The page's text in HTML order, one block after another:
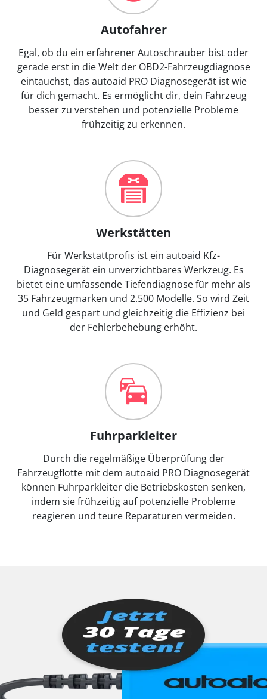
Autofahrer
Egal, ob du ein erfahrener Autoschrauber bist oder
gerade erst in die Welt der OBD2-Fahrzeugdiagnose
eintauchst, das autoaid PRO Diagnosegerät ist wie
für dich gemacht. Es ermöglicht dir, dein Fahrzeug
besser zu verstehen und potenzielle Probleme
frühzeitig zu erkennen.
Werkstätten
Für Werkstattprofis ist ein autoaid Kfz-
Diagnosegerät ein unverzichtbares Werkzeug. Es
bietet eine umfassende Tiefendiagnose für mehr als
35 Fahrzeugmarken und 2.500 Modelle. So wird Zeit
und Geld gespart und gleichzeitig die Effizienz bei
der Fehlerbehebung erhöht.
Fuhrparkleiter
Durch die regelmäßige Überprüfung der
Fahrzeugflotte mit dem autoaid PRO Diagnosegerät
können Fuhrparkleiter die Betriebskosten senken,
indem sie frühzeitig auf potenzielle Probleme
reagieren und teure Reparaturen vermeiden.